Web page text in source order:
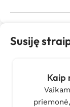
Susiję
Kaip